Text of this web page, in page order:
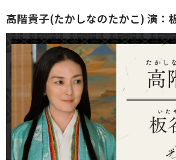
高階貴子(たかしなのたかこ) 演：